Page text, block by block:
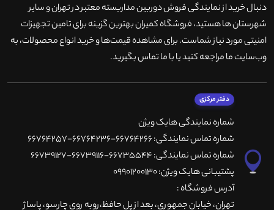
دنبال خرید از نمایندگی فروش دوربین مداربسته معتبر در تهران و سایر
شهرستان ها هستید، فروشگاه کمیران بهترین گزینه برای تامین تجهیزات
امنیتی مورد نیاز شماست. برای مشاهده قیمت‌ها و خرید انواع محصولات، به
وب‌سایت ما مراجعه کنید یا با ما تماس بگیرید.
دفتر مرکزی
شماره نمایندگی هایک ویژن
شماره تماس نمایندگی: 66764266-66764236-66764257
شماره تماس نمایندگی: 66735544-66739116-66739127
پشتیبانی هایک ویژن: 09901200130
آدرس فروشگاه :
تهران، خيابان جمهوری، بعد از پل حافظ،روبه روی چارسو، پاساژ